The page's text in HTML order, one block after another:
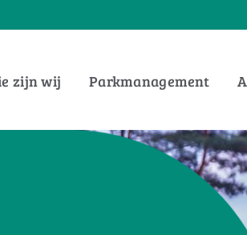
zijn wij Parkmanagement